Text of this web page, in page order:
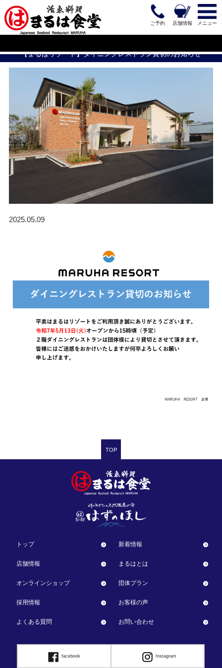
メニュー
店舗情報
ご予約
【まるはリゾート】ダイニングレストラン貸切のお知らせ
2025.05.09
TOP
トップ 新着情報
店舗情報 まるはとは
オンラインショップ 団体プラン
採用情報 お客様の声
よくある質問 お問い合わせ
facebook Instagram